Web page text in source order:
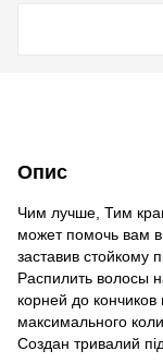
Опис
Чим лучше, Тим
может помочь вам в
заставив стойкому
Распилить волосы
корней до
максимального
Создан тривалий